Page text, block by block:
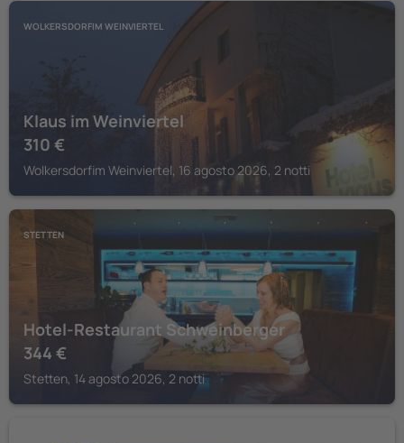
WOLKERSDORFIM WEINVIERTEL
Klaus im Weinviertel
310 €
Wolkersdorfim Weinviertel, 16 agosto 2026, 2 notti
STETTEN
Hotel-Restaurant Schweinberger
344 €
Stetten, 14 agosto 2026, 2 notti